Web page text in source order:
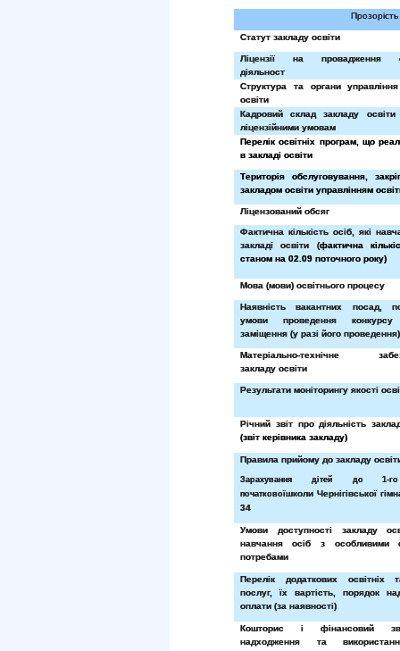
Прозорість
Статут закладу освіти
Ліцензії на провадження
діяльност
Структура та органи
освіти
Кадровий склад закладу освіти
ліцензійними умовам
Перелік освітніх програм, що
в закладі освіти
Територія обслуговування,
закладом освіти управлінням
Ліцензований обсяг
Фактична кількість осіб, які
закладі освіти (фактична
станом на 02.09 поточного року)
Мова (мови) освітнього процесу
Наявність вакантних посад,
умови проведення
заміщення (у разі його проведення)
Матеріально-технічне
закладу освіти
Результати моніторингу якості
Річний звіт про діяльність
(звіт керівника закладу)
Правила прийому до закладу
Зарахування дітей до 1-
початковоїшколи Чернігівської
34
Умови доступності закладу
навчання осіб з особливими
потребами
Перелік додаткових освітніх
послуг, їх вартість, порядок
оплати (за наявності)
Кошторис і фінансовий
надходження та